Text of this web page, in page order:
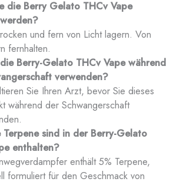
die Berry Gelato THCv Vape
und fern von Licht lagern. Von
fernhalten.
Berry-Gelato THCv Vape während
verwenden?
Sie Ihren Arzt, bevor Sie dieses
während der Schwangerschaft
sind in der Berry-Gelato
enthalten?
enthält 5% Terpene,
formuliert für den Geschmack von